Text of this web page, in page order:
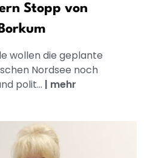
Stopp von
wollen die geplante
Nordsee noch
polit... | mehr